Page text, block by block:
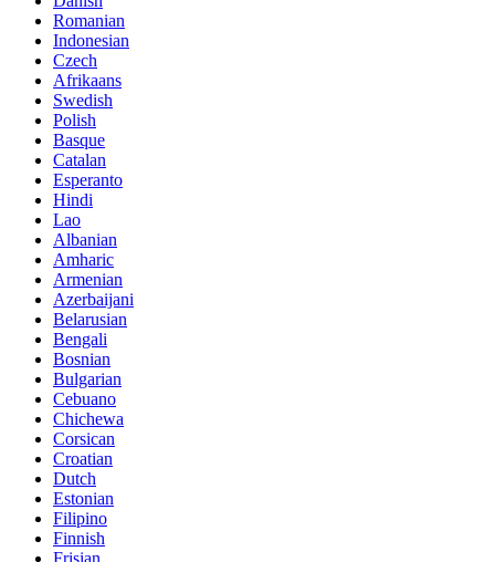
Romanian
Indonesian
Czech
Afrikaans
Swedish
Polish
Basque
Catalan
Esperanto
Hindi
Lao
Albanian
Amharic
Armenian
Azerbaijani
Belarusian
Bengali
Bosnian
Bulgarian
Cebuano
Chichewa
Corsican
Croatian
Dutch
Estonian
Filipino
Finnish
Frisian